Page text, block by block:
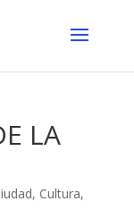
LA
, Cultura,